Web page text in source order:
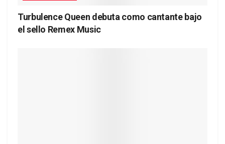
Turbulence Queen debuta como cantante bajo
el sello Remex Music